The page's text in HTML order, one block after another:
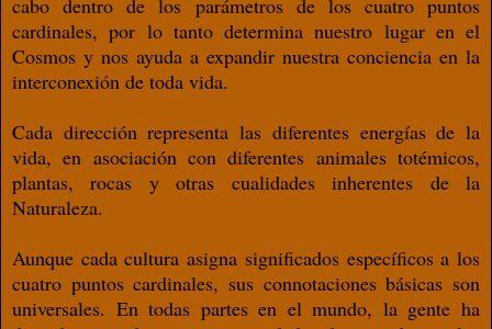
cabo dentro de los parámetros de los cuatro puntos
cardinales, por lo tanto determina nuestro lugar en el
Cosmos y nos ayuda a expandir nuestra conciencia en la
interconexión de toda vida.
Cada dirección representa las diferentes energías de la
vida, en asociación con diferentes animales totémicos,
plantas, rocas y otras cualidades inherentes de la
Naturaleza.
Aunque cada cultura asigna significados específicos a los
cuatro puntos cardinales, sus connotaciones básicas son
universales. En todas partes en el mundo, la gente ha